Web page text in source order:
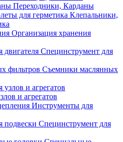
Переходники, Карданы
Клепальники,
Организация хранения
Специнструмент для
Съемники маслянных
и агрегатов
Инструменты для
Специнструмент для